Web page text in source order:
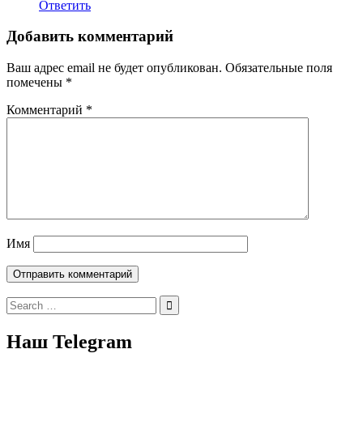
Ответить
Добавить комментарий
Ваш адрес email не будет опубликован. Обязательные поля
помечены *
Комментарий *
Имя
Search
for:
Наш Telegram